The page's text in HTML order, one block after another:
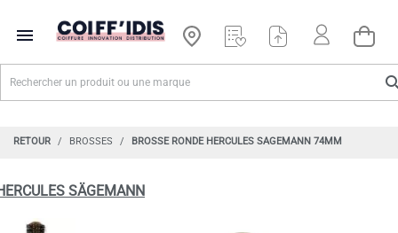

RETOUR BROSSES BROSSE RONDE HERCULES SAGEMANN 74MM
SÄGEMANN